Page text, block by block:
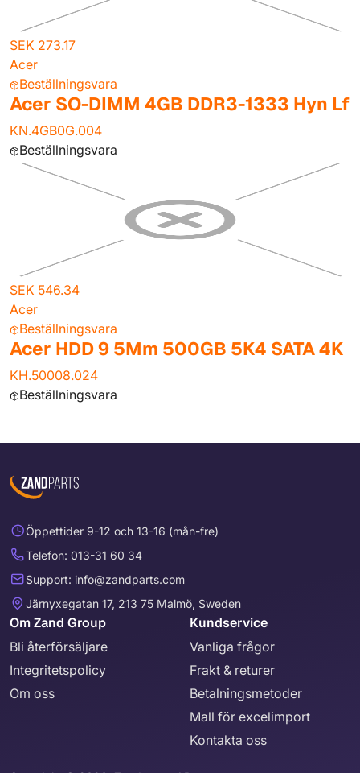
SEK 273.17
Acer
Beställningsvara
Acer SO-DIMM 4GB DDR3-1333 Hyn Lf
KN.4GB0G.004
Beställningsvara
SEK 546.34
Acer
Beställningsvara
Acer HDD 9 5Mm 500GB 5K4 SATA 4K
KH.50008.024
Beställningsvara
Öppettider 9-12 och 13-16 (mån-fre)
Telefon: 013-31 60 34
Support: info@zandparts.com
Järnyxegatan 17, 213 75 Malmö, Sweden
Om Zand Group
Bli återförsäljare
Integritetspolicy
Om oss
Kundservice
Vanliga frågor
Frakt & returer
Betalningsmetoder
Mall för excelimport
Kontakta oss